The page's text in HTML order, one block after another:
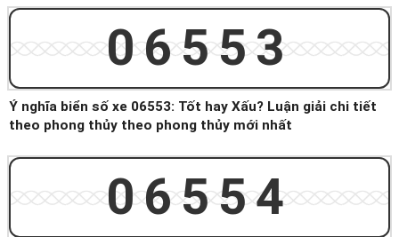
06553
Ý nghĩa biển số xe 06553: Tốt hay Xấu? Luận giải chi tiết
theo phong thủy theo phong thủy mới nhất
06554